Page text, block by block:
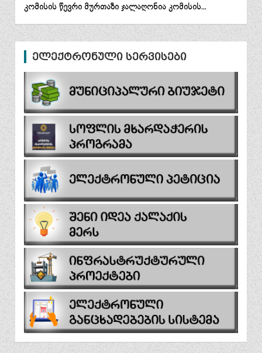
კომისის წევრი მურთაზი ჯალაღონია კომისის…
ელექტრონული სერვისები